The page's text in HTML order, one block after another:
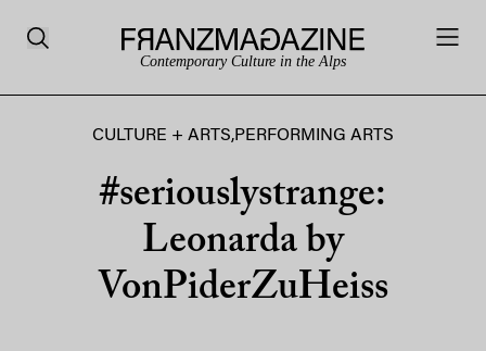
Contemporary Culture in the Alps
CULTURE + ARTS,PERFORMING ARTS
#seriouslystrange:
Leonarda by
VonPiderZuHeiss